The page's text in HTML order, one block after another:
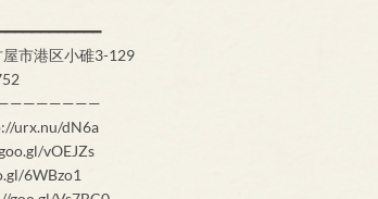
市港区小碓3-129
urx.nu/dN6a
vOEJZs
6WBzo1